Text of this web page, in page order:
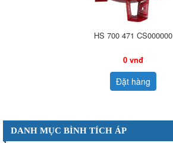
HS 700 471 CS000000
0 vnđ
Đặt hàng
DANH MỤC BÌNH TÍCH ÁP